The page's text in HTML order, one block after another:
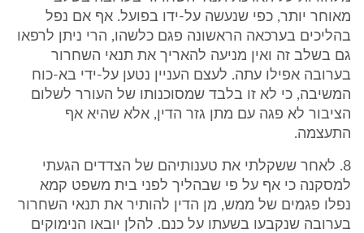
מאוחר יותר, כפי שנעשה על-ידו בפועל. אף אם נפל
בהליכים בערכאה הראשונה פגם כלשהו, הרי ניתן לרפאו
גם בשלב זה ואין מניעה להאריך את תנאי השחרור
בערובה אפילו עתה. לעצם העניין נטען על-ידי בא-כוח
המשיבה, כי לא זו בלבד שמסוכנותו של העורר לשלום
הציבור לא פגה עם מתן גזר הדין, אלא שהיא אף
התעצמה.
8. לאחר ששקלתי את טענותיהם של הצדדים הגעתי
למסקנה כי אף על פי שבהליך לפני בית משפט קמא
נפלו פגמים של ממש, מן הדין להותיר את תנאי השחרור
בערובה שנקבעו בשעתו על כנם. להלן יובאו הנימוקים